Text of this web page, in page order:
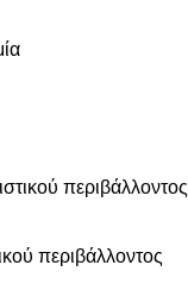
περιβάλλοντος
περιβάλλοντος